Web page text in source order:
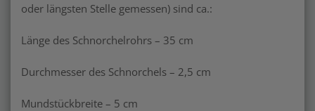
oder längsten Stelle gemessen) sind ca.:
Länge des Schnorchelrohrs – 35 cm
Durchmesser des Schnorchels – 2,5 cm
Mundstückbreite – 5 cm